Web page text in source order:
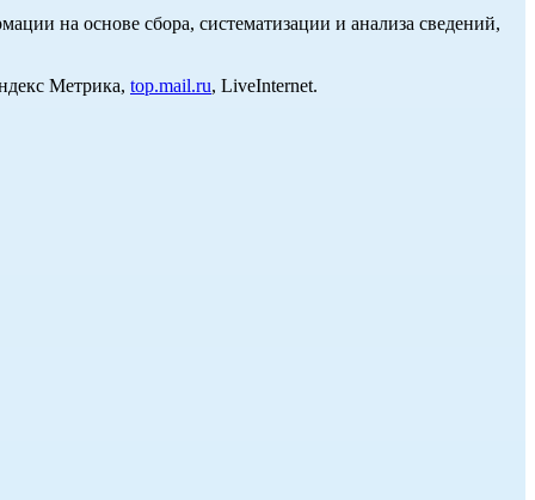
на основе сбора, систематизации и анализа сведений,
Метрика, top.mail.ru, LiveInternet.